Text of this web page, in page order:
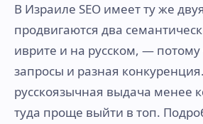
В Израиле SEO имеет ту же
продвигаются два
иврите и на русском, — потому
запросы и разная
русскоязычная выдача менее
туда проще выйти в топ.